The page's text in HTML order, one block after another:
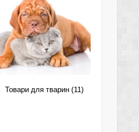
Товари для тварин (11)